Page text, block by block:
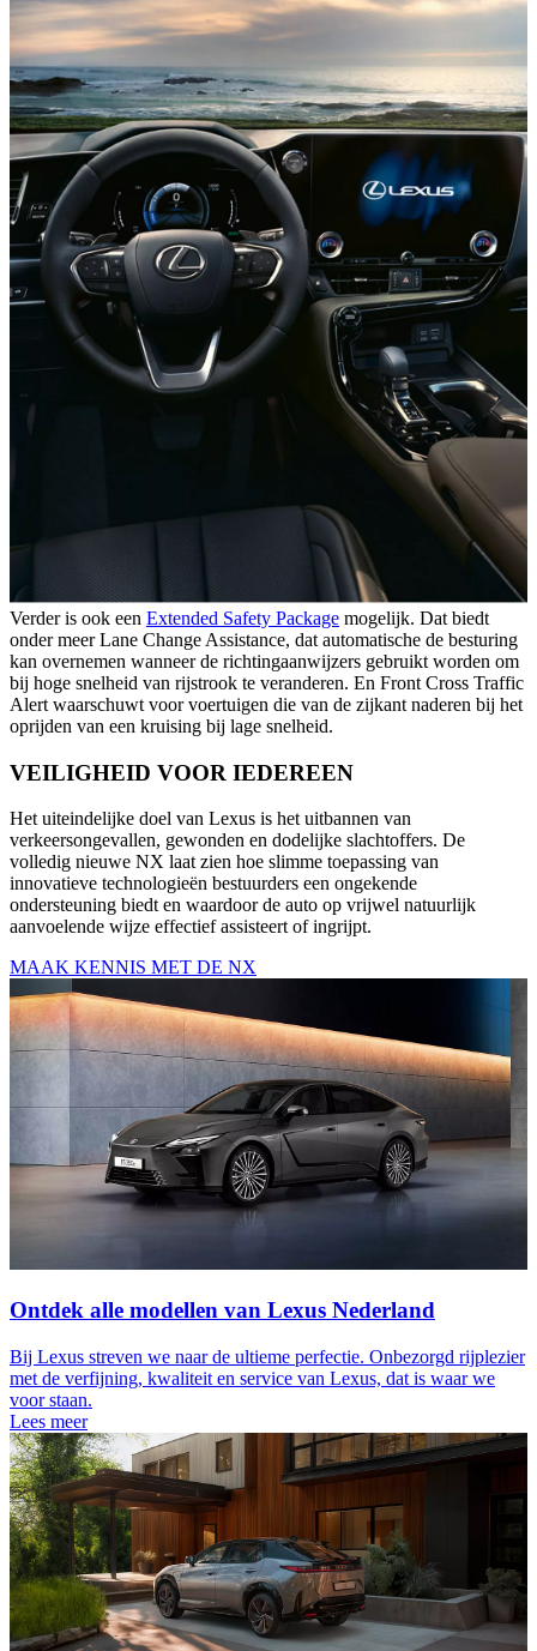
Verder is ook een Extended Safety Package mogelijk. Dat biedt
onder meer Lane Change Assistance, dat automatische de besturing
kan overnemen wanneer de richtingaanwijzers gebruikt worden om
bij hoge snelheid van rijstrook te veranderen. En Front Cross Traffic
Alert waarschuwt voor voertuigen die van de zijkant naderen bij het
oprijden van een kruising bij lage snelheid.
VEILIGHEID VOOR IEDEREEN
Het uiteindelijke doel van Lexus is het uitbannen van
verkeersongevallen, gewonden en dodelijke slachtoffers. De
volledig nieuwe NX laat zien hoe slimme toepassing van
innovatieve technologieën bestuurders een ongekende
ondersteuning biedt en waardoor de auto op vrijwel natuurlijk
aanvoelende wijze effectief assisteert of ingrijpt.
MAAK KENNIS MET DE NX
Ontdek alle modellen van Lexus Nederland
Bij Lexus streven we naar de ultieme perfectie. Onbezorgd rijplezier
met de verfijning, kwaliteit en service van Lexus, dat is waar we
voor staan.
Lees meer